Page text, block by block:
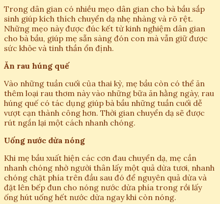
Trong dân gian có nhiều mẹo dân gian cho bà bầu sắp
sinh giúp kích thích chuyển dạ nhẹ nhàng và rõ rệt.
Những mẹo này được đúc kết từ kinh nghiệm dân gian
cho bà bầu, giúp mẹ sẵn sàng đón con mà vẫn giữ được
sức khỏe và tinh thần ổn định.
Ăn rau húng quế
Vào những tuần cuối của thai kỳ, mẹ bầu còn có thể ăn
thêm loại rau thơm này vào những bữa ăn hằng ngày, rau
húng quế có tác dụng giúp bà bầu những tuần cuối dễ
vượt cạn thành công hơn. Thời gian chuyển dạ sẽ được
rút ngắn lại một cách nhanh chóng.
Uống nước dừa nóng
Khi mẹ bầu xuất hiện các cơn đau chuyển dạ, mẹ cần
nhanh chóng nhờ người thân lấy một quả dừa tươi, nhanh
chóng chặt phía trên đầu sau đó để nguyên quả dừa và
đặt lên bếp đun cho nóng nước dừa phía trong rồi lấy
ống hút uống hết nước dừa ngay khi còn nóng.